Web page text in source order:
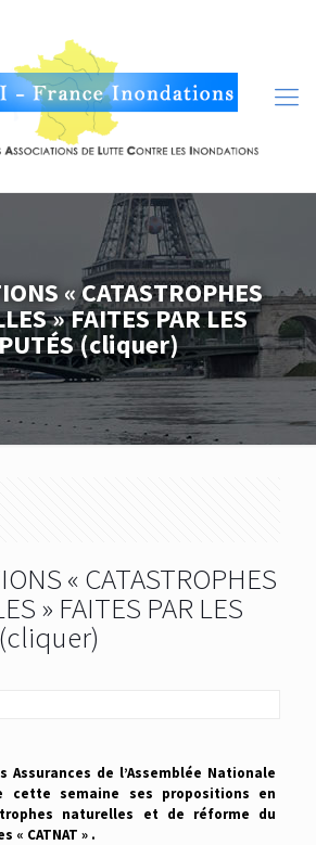
« CATASTROPHES
» FAITES PAR LES
(cliquer)
« CATASTROPHES
» FAITES PAR LES
Assurances de l’Assemblée Nationale
cette semaine ses propositions en
naturelles et de réforme du
« CATNAT » .